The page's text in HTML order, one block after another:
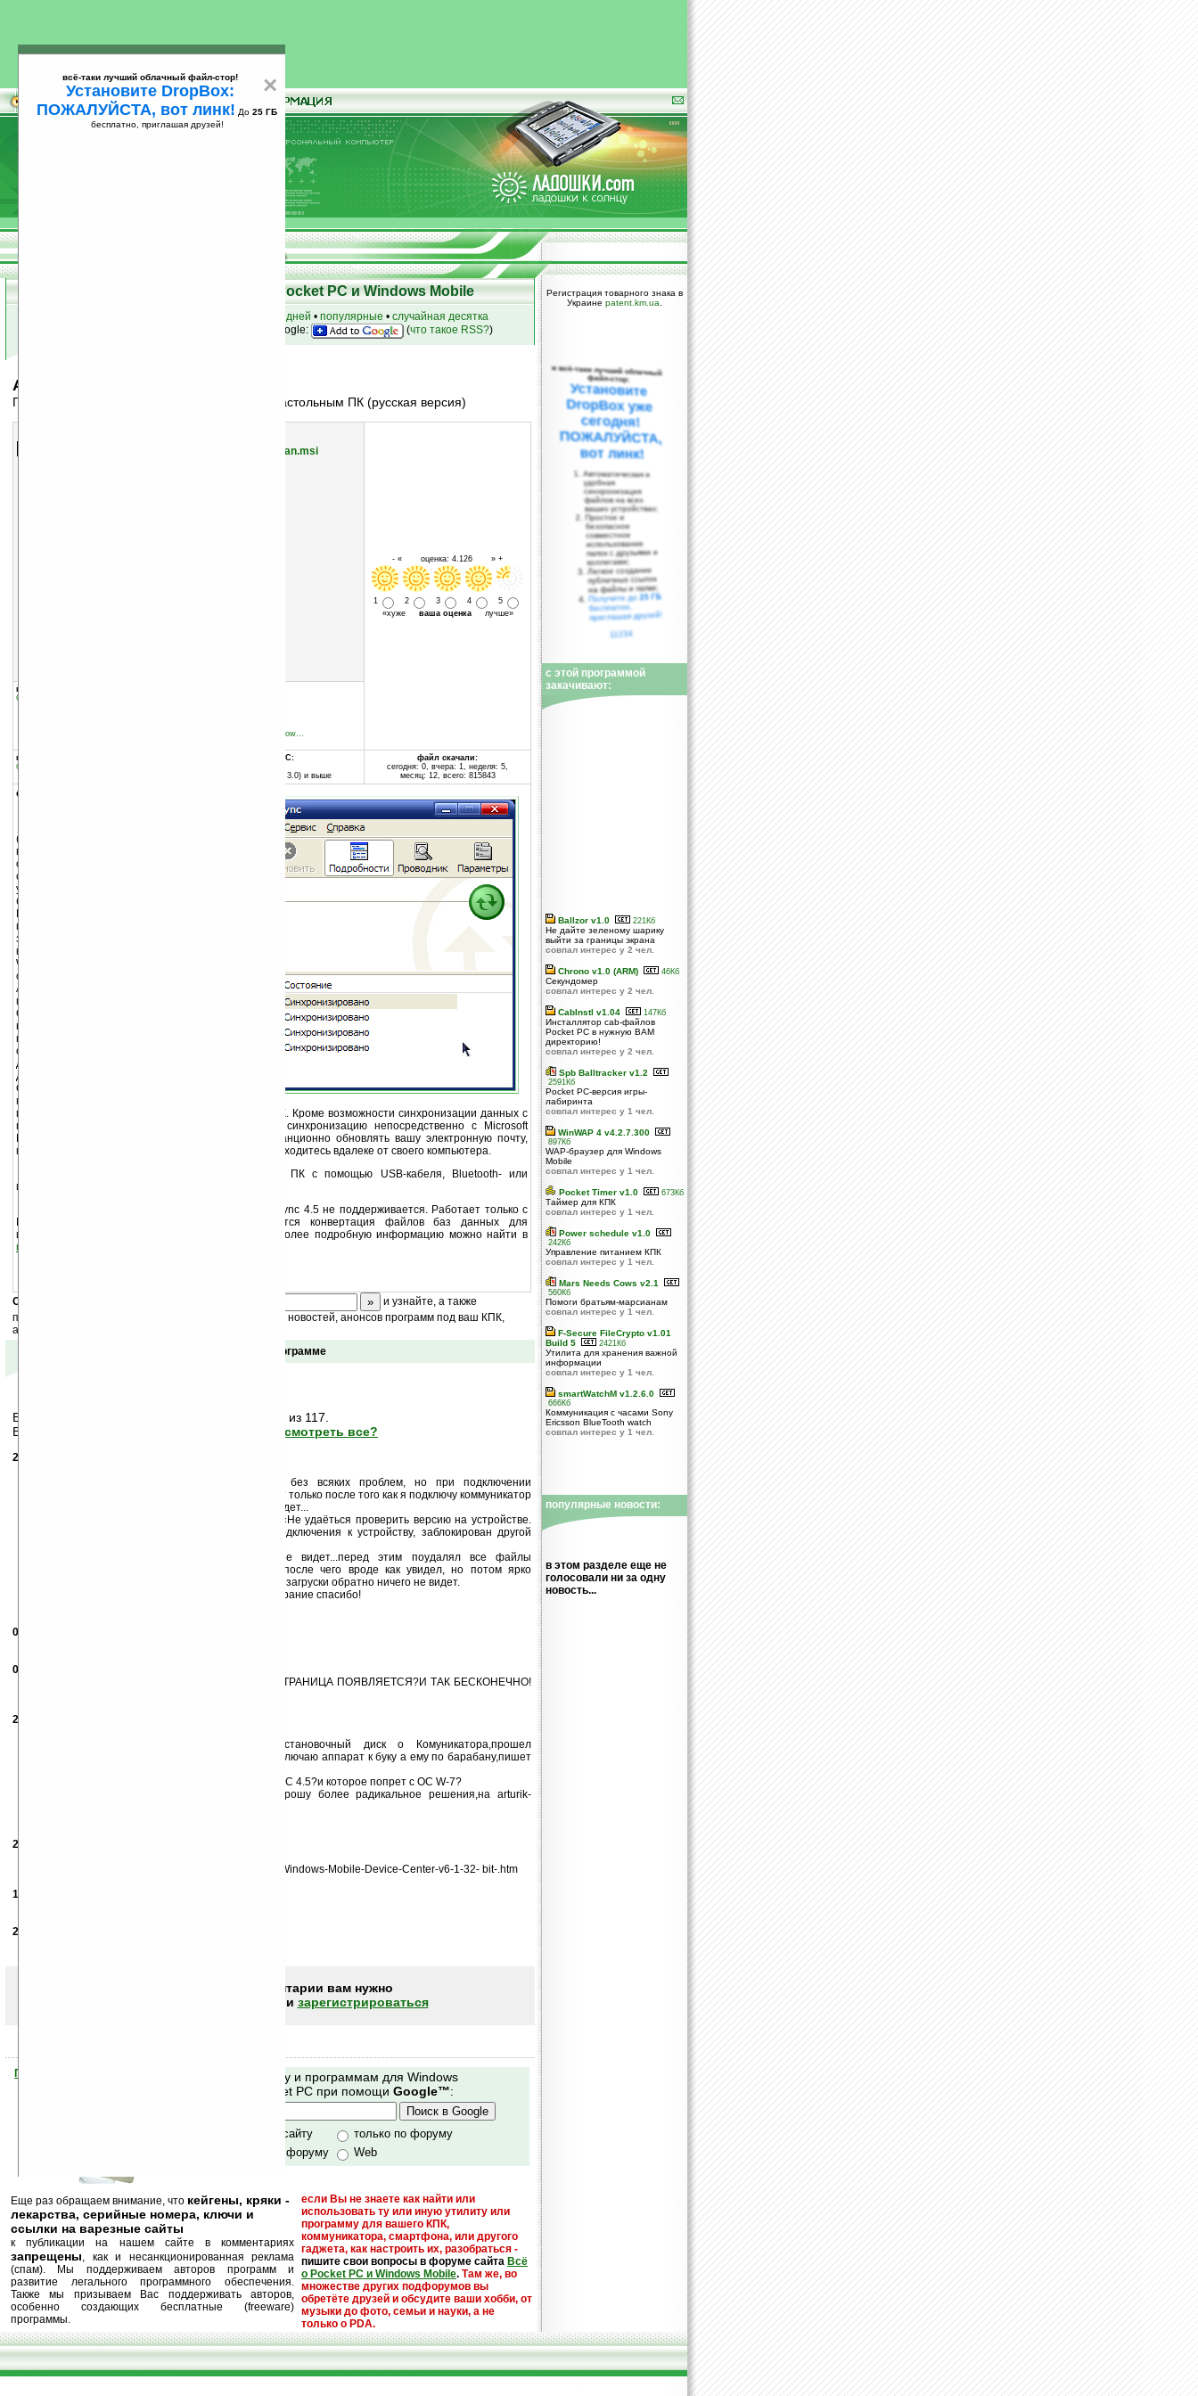
25
Скачать программы для КПК Pocket PC и Windows Mobile
за 7 дней • популярные • случайная десятка
на Google: (что такое RSS?)
ActiveSync v4.5 (Russian)
Программа для синхронизации Pocket PC с настольным ПК (русская версия)
ActiveSync_v4.5_Russian.msi
- « оценка: 4.126 » +
1 2 3 4
5
«хуже ваша оценкалучше»
группы программы:
Системные утилиты
www.microsoft.com/window...
программа:
бесплатная
совместима с Pocket PC:
Pocket PC (Windows CE 3.0) и выше
файл скачали:
сегодня: 0, вчера: 1, неделя: 5,
месяц: 12, всего: 815843
описание:
(русская версия) –
новейшее программное
обеспечение
синхронизации для
устройств, работающих на
базе Windows Mobile.
прекрасно справляется с
задачей синхронизации
компьютеров на базе ОС
Windows с Microsoft Outlook
сразу же после установки.
ActiveSync работает как
шлюз между компьютером с
ОС Windows и устройством
на базе Windows Mobile,
который позволяет
осуществлять обмен
данными Outlook,
документами Microsoft
Office, изображениями,
музыкой, видео и
приложениями между мобильным устройством и ПК. Кроме возможности синхронизации данных с
настольным компьютером, ActiveSync выполняет синхронизацию непосредственно с Microsoft
Exchange Server 2003, тем самым позволяя дистанционно обновлять вашу электронную почту,
календарные записи, задачи и контакты, когда вы находитесь вдалеке от своего компьютера.
ActiveSync поддерживает синхронизацию с ПК с помощью USB-кабеля, Bluetooth- или
инфракрасного соединения.
Примечание. Microsoft Outlook 2000 в ActiveSync 4.5 не поддерживается. Работает только с
Microsoft Outlook 2003. Также не поддерживается конвертация файлов баз данных для
использования на КПК и конвертация шрифтов. Более подробную информацию можно найти в
readme.doc
Скоро
и узнайте, а также
получайте ежедневный или еженедельный дайджест новостей, анонсов программ под ваш КПК,
акций сайта на ваш почтовый ящик.
Отзывы о программе
Вам показаны только последние
сообщений из 117.
Важная информация может быть скрыта!
Просмотреть все?
20.01.2009
Поставил ActiveSync v4.5,(Russian)установилась без всяких проблем, но при подключении
девайса(Qtek S110) он его не видет, начинает видет только после того как я подключу коммуникатор
брата(Qtek S200), а уж потом свой — тогда уже и видет...
При подключении своего колммуникатора пишет «Не удаёться проверить версию на устройстве.
Возможно порт, используемый ActiveSync для подключения к устройству, заблокирован другой
Отключаю этот брандмаузер, но всё равно не видет...перед этим поудалял все файлы
синхронизированые файлы(в моих документах) после чего вроде как увидел, но потом ярко
глюконул и пришлось перезагружаться...после перезагруски обратно ничего не видет.
Подскажите пожалуйста что делать и как быть?! Зарание спасибо!
04.04.2009
03.04.2010
ПОЧЕМУ КОГДА НАЖИМАЮ СКАЧАТЬ МНЕ ЕТА СТРАНИЦА ПОЯВЛЯЕТСЯ?И ТАК БЕСКОНЕЧНО!
25.05.2010
Купил ноутбук с ОС Windows 7,вставил установочный диск о Комуникатора,прошел
запуск,установка ACTIVESYNC 4.5 завершена,подключаю аппарат к буку а ему по барабану,пишет
кто может что подсказать по-новее чем ACTIVESYNC 4.5?и которое попрет с ОС W-7?
P.S: Windows 7 сносить не хочу,привык к ней,прошу более радикальное решения,на arturik-
26.05.2010
установите http://www.ladoshki.com/6894-pocket-pc-Windows-Mobile-Device-Center-v6-1-32- bit-.htm
18.01.2011
27.04.2011
Чтобы писать комментарии вам нужно
или зарегистрироваться
Помогите Ладошкам стать лучше
Поиск по сайту и программам для Windows
Mobile и Pocket PC при помощи Google™:
только по сайту
только по форуму
по сайту и форуму
Web
Еще раз обращаем внимание, что кейгены, кряки -
лекарства, серийные номера, ключи и
ссылки на варезные сайты
если Вы не знаете как найти или
использовать ту или иную утилиту или
программу для вашего КПК,
коммуникатора, смартфона, или другого
гаджета, как настроить их, разобраться -
пишите свои вопросы в форуме сайта Всё
о Pocket PC и Windows Mobile. Там же, во
множестве других подфорумов вы
обретёте друзей и обсудите ваши хобби, от
музыки до фото, семьи и науки, а не
только о PDA.
к публикации на нашем сайте в комментариях
запрещены, как и несанкционированная реклама
(спам). Мы поддерживаем авторов программ и
развитие легального программного обеспечения.
Также мы призываем Вас поддерживать авторов,
особенно создающих бесплатные (freeware)
программы.
Регистрация товарного знака в
Украине patent.km.ua
×
всё-таки лучший облачный файл-стор!
Установите DropBox:
ПОЖАЛУЙСТА, вот линк! До 25 ГБ
бесплатно, приглашая друзей!
и всё-таки лучший облачный
файл-стор:
Установите
DropBox уже
сегодня!
ПОЖАЛУЙСТА,
вот линк!
Автоматическая и
удобная
синхронизация
файлов на всех
ваших устройствах;
Простое и
безопасное
совместное
использование
папок с друзьями и
коллегами;
Легкое создание
публичных ссылок
на файлы и папки;
Получите до25 ГБ
бесплатно,
приглашая друзей!
11234
с этой программой
закачивают:
Ballzor v1.0 221Кб
Не дайте зеленому шарику
выйти за границы экрана
совпал интерес у 2 чел.
Chrono v1.0 (ARM) 46Кб
Секундомер
совпал интерес у 2 чел.
CabInstl v1.04 147Кб
Инсталлятор cab-файлов
Pocket PC в нужную ВАМ
директорию!
совпал интерес у 2 чел.
Spb Balltracker v1.2
2591Кб
Pocket PC-версия игры-
лабиринта
совпал интерес у 1 чел.
WinWAP 4 v4.2.7.300
897Кб
WAP-браузер для Windows
Mobile
совпал интерес у 1 чел.
Pocket Timer v1.0 673Кб
Таймер для КПК
совпал интерес у 1 чел.
Power schedule v1.0
242Кб
Управление питанием КПК
совпал интерес у 1 чел.
Mars Needs Cows v2.1
560Кб
Помоги братьям-марсианам
совпал интерес у 1 чел.
F-Secure FileCrypto v1.01
Build 5
2421Кб
Утилита для хранения важной
информации
совпал интерес у 1 чел.
smartWatchM v1.2.6.0
666Кб
Коммуникация с часами Sony
Ericsson BlueTooth watch
совпал интерес у 1 чел.
популярные новости:
в этом разделе еще не
голосовали ни за одну
новость...